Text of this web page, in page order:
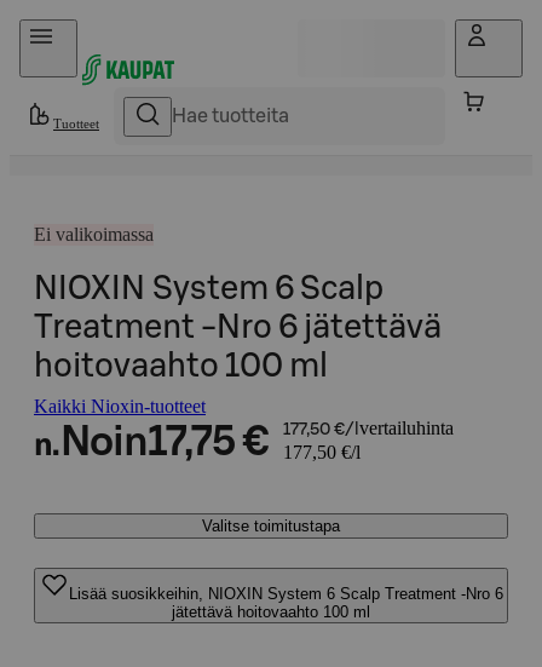
Hyppää sisältöön
Tuotteet
Ei valikoimassa
NIOXIN System 6 Scalp
Treatment -Nro 6 jätettävä
hoitovaahto 100 ml
Kaikki Nioxin-tuotteet
n. Noin17,75 € 177,50 €/l vertailuhinta
177,50 €/l
Valitse toimitustapa
Lisää suosikkeihin, NIOXIN System 6 Scalp Treatment -Nro 6
jätettävä hoitovaahto 100 ml